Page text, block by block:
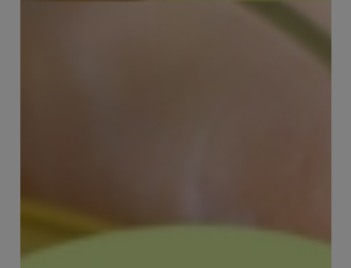
PuurGezond, fruitig en zoet: het is